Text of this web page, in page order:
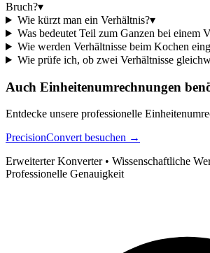
Bruch?▾
Wie kürzt man ein Verhältnis?▾
Was bedeutet Teil zum Ganzen bei einem
Wie werden Verhältnisse beim Kochen
Wie prüfe ich, ob zwei Verhältnisse
Auch Einheitenumrechnungen
Entdecke unsere professionelle
PrecisionConvert besuchen →
Erweiterter Konverter • Wissenschaftliche
Professionelle Genauigkeit